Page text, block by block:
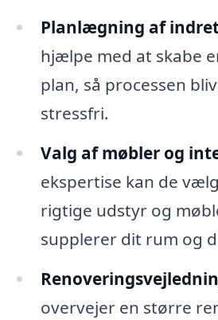
Planlægning af
hjælpe med at skabe
plan, så processen
stressfri.
Valg af møbler og
ekspertise kan de
rigtige udstyr og
supplerer dit rum og
overvejer en større